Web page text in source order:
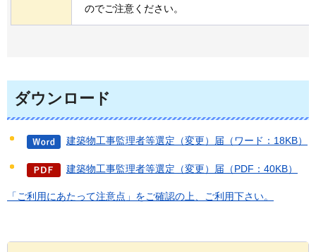
のでご注意ください。
ダウンロード
建築物工事監理者等選定（変更）届（ワード：18KB）
建築物工事監理者等選定（変更）届（PDF：40KB）
「ご利用にあたって注意点」をご確認の上、ご利用下さい。